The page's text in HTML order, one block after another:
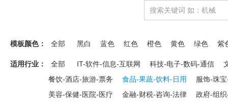
模板颜色： 全部 黑白 蓝色 红色 橙色 黄色 绿色 紫
适用行业： 全部 IT-软件-信息-互联网 科技-电子-数码-通信
餐饮-酒店-旅游-票务
食品-果蔬-饮料-日用
服饰-珠
美容-保健-医院-医疗
金融-财税-咨询-法律
政府-组